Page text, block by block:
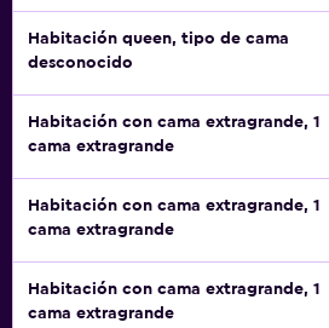
Habitación queen, tipo de cama
desconocido
Habitación con cama extragrande, 1
cama extragrande
Habitación con cama extragrande, 1
cama extragrande
Habitación con cama extragrande, 1
cama extragrande